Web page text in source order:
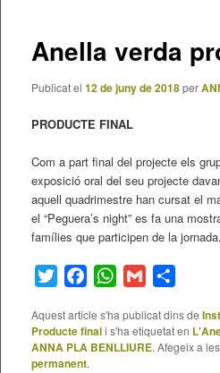
Anella verda
Publicat el 12 de juny de 2018per
PRODUCTE FINAL
Com a part final del projecte els
exposició oral del seu projecte
aquell quadrimestre han cursat el
el “Peguera’s night” es fa una
famílies que participen de la jornada.
TwitterFacebookWhatsApp
Gmail
Aquest article s'ha publicat dins de
Producte finali s'ha etiquetat en
ANNA PLA BENLLIURE. Afegeix a
permanent.